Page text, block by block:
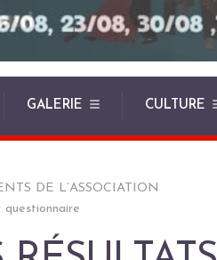
GALERIE CULTURE
DE L’ASSOCIATION